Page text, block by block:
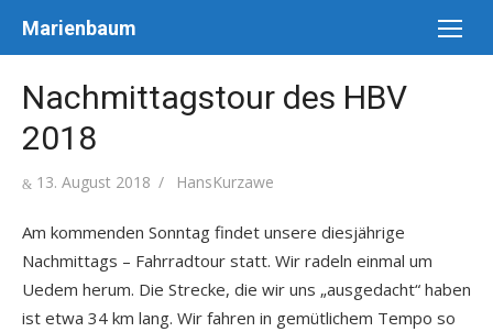
Marienbaum
Nachmittagstour des HBV
2018
Posted
13. August 2018 Author
HansKurzawe
Am kommenden Sonntag findet unsere diesjährige
Nachmittags – Fahrradtour statt. Wir radeln einmal um
Uedem herum. Die Strecke, die wir uns „ausgedacht“ haben
ist etwa 34 km lang. Wir fahren in gemütlichem Tempo so